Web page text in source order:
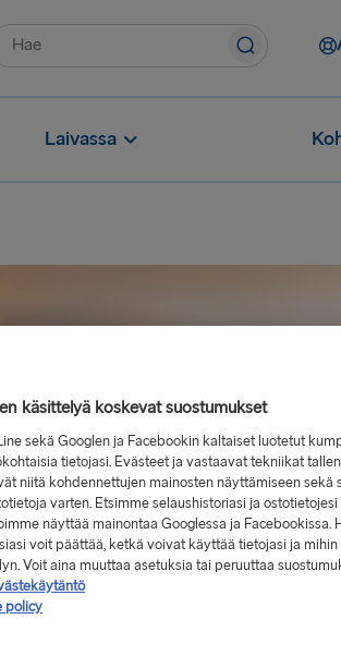
Laivassa
käsittelyä koskevat suostumukset
sekä Googlen ja Facebookin kaltaiset luotetut
tietojasi. Evästeet ja vastaavat tekniikat
niitä kohdennettujen mainosten näyttämiseen
varten. Etsimme selaushistoriasi ja
näyttää mainontaa Googlessa ja Facebookissa.
voit päättää, ketkä voivat käyttää tietojasi ja
Voit aina muuttaa asetuksia tai peruuttaa
policy